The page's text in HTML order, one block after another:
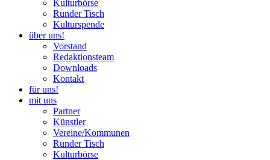
Kulturbörse
Runder Tisch
Kulturspende
über uns!
Vorstand
Redaktionsteam
Downloads
Kontakt
für uns!
mit uns
Partner
Künstler
Vereine/Kommunen
Runder Tisch
Kulturbörse